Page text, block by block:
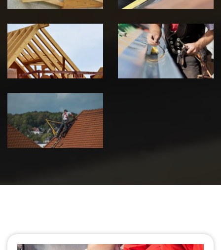
Traitement de
charpente 39
Jura
Travaux de
zinguerie 39
Jura
Urgence fuite
de toiture 39
Jura